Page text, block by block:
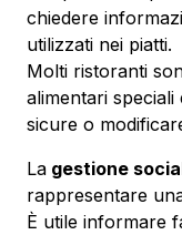
chiedere
utilizzati nei piatti.
Molti ristoranti
alimentari
sicure o
La gestione
rappresentare
È utile informare